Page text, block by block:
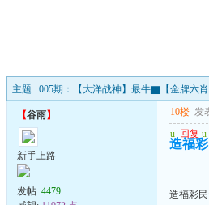
主题 : 005期：【大洋战神】最牛▇【金牌六
【谷雨】
新手上路
发帖: 4479
10楼 发
u 回复 u
造福
造福彩